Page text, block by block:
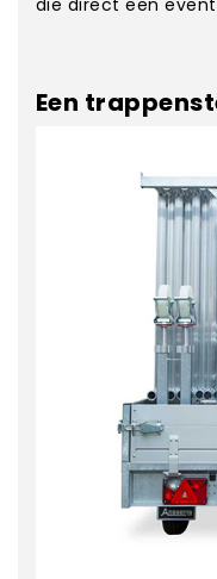
die direct een
Een